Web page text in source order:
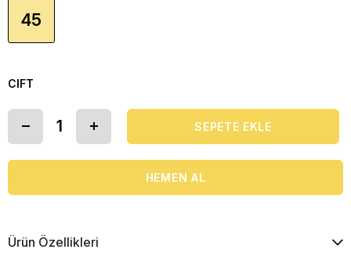
45
CIFT
Ürün Özellikleri